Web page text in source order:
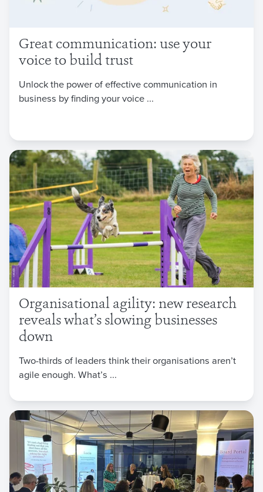
Great communication: use your
voice to build trust
Unlock the power of effective communication in
business by finding your voice ...
Organisational agility: new research
reveals what’s slowing businesses
down
Two-thirds of leaders think their organisations aren’t
agile enough. What’s ...